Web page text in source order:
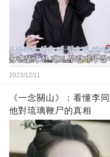
2023/12/11
《一念關山》：看懂李
他對琉璃鞭尸的真相